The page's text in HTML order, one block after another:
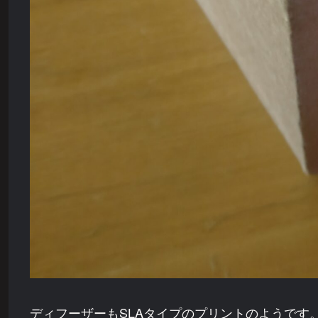
ディフーザーもSLAタイプのプリントのようです